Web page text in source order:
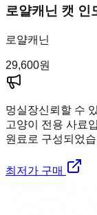
로얄캐닌 캣 인
로얄캐닌
29,600원
멍실장신뢰할 수
고양이 전용 사료
원료로 구성되었
최저가 구매